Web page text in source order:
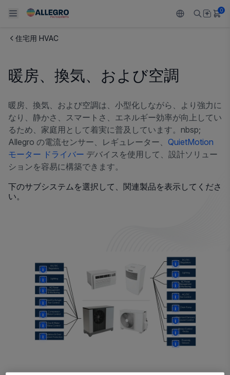
Back To Main Menu
製品
センサー
レギュレート
ドライブ
Back To Main Menu
用途
自動車
工業
コンシューマー
Back To Main Menu
設計サポート
設計と開発
パッケージング
品質基準および環境保証について
ソフトウェア ポータル
Back To Main Menu
技術リソース
Resource Center
Back To Main Menu
ALLEGRO について
私たちの会社
キャリア
企業責任
お問い合わせ先
0
住宅用 HVAC
暖房、換気、および空調
暖房、換気、および空調は、小型化しながら、より強力に
なり、静かさ、スマートさ、エネルギー効率が向上してい
るため、家庭用として着実に普及しています。nbsp;
Allegro の電流センサー、レギュレーター、 QuietMotion
モーター ドライバー デバイスを使用して、設計ソリュー
ションを容易に構築できます。
下のサブシステムを選択して、関連製品を表示してくださ
い。
More
More
More
More
More
More
More
More
More
More
More
More
More
More
More